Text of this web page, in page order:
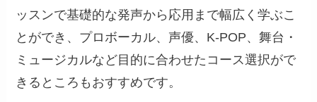
ッスンで基礎的な発声から応用まで幅広く学ぶこ
とができ、プロボーカル、声優、K-POP、舞台・
ミュージカルなど目的に合わせたコース選択がで
きるところもおすすめです。